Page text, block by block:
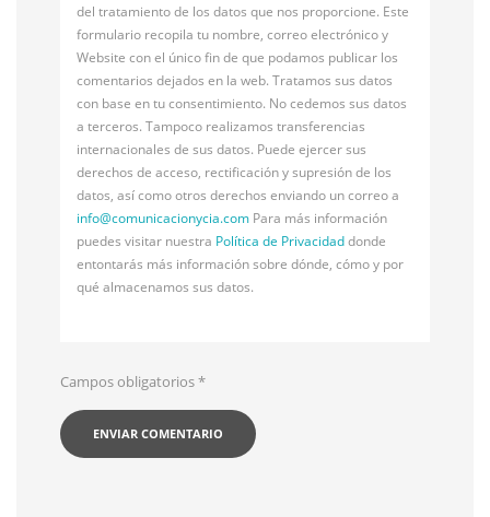
del tratamiento de los datos que nos proporcione. Este
formulario recopila tu nombre, correo electrónico y
Website con el único fin de que podamos publicar los
comentarios dejados en la web. Tratamos sus datos
con base en tu consentimiento. No cedemos sus datos
a terceros. Tampoco realizamos transferencias
internacionales de sus datos. Puede ejercer sus
derechos de acceso, rectificación y supresión de los
datos, así como otros derechos enviando un correo a
info@comunicacionycia.com Para más información
puedes visitar nuestra Política de Privacidaddonde
entontarás más información sobre dónde, cómo y por
qué almacenamos sus datos.
Campos obligatorios*